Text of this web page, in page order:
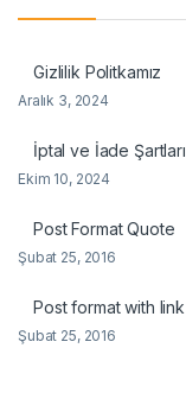
Gizlilik Politkamız
Aralık 3, 2024
İptal ve İade Şartları
Ekim 10, 2024
Post Format Quote
Şubat 25, 2016
Post format with link
Şubat 25, 2016